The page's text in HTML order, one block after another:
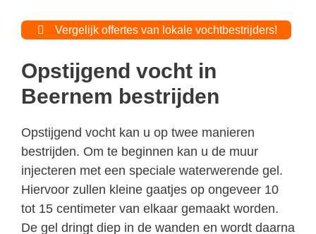
Vergelijk offertes van lokale vochtbestrijders!
Opstijgend vocht in
Beernem bestrijden
Opstijgend vocht kan u op twee manieren
bestrijden. Om te beginnen kan u de muur
injecteren met een speciale waterwerende gel.
Hiervoor zullen kleine gaatjes op ongeveer 10
tot 15 centimeter van elkaar gemaakt worden.
De gel dringt diep in de wanden en wordt daarna